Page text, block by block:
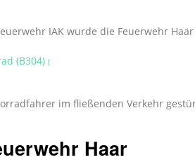
IAK wurde die Feuerwehr
(B304) (
im fließenden Verkehr
Haar